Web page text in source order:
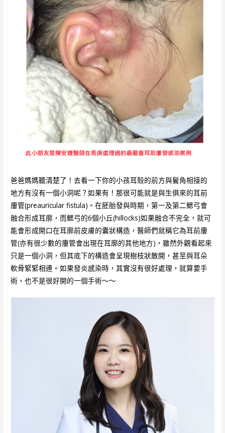
爸爸媽媽聽清楚了！去看一下你的小孩耳殼的前方與鬢角相接的
地方有沒有一個小洞呢？如果有！那很可能就是與生俱來的耳前
廔管(preauricular fistula)。在胚胎發與時期，第一及第二鰓弓會
融合形成耳廓，而鰓弓的6個小丘(hillocks)如果融合不完全，就可
能會形成開口在耳廓前皮膚的囊狀構造，醫師們就稱它為耳前廔
管(亦有很少數的廔管會出現在耳廓的其他地方)，雖然外觀看起來
只是一個小洞，但其底下的構造會呈現樹枝狀散開，甚至與耳朵
軟骨緊緊相連。如果發炎感染時，其實沒有很好處理，就算要手
術，也不是很好開的一個手術～～